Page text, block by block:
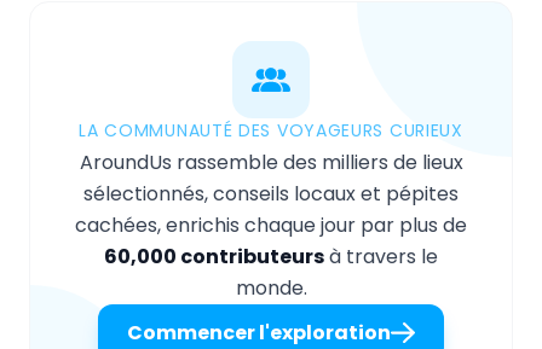
LA COMMUNAUTÉ DES VOYAGEURS CURIEUX
AroundUs rassemble des milliers de lieux
sélectionnés, conseils locaux et pépites
cachées, enrichis chaque jour par plus de
60,000 contributeursà travers le
monde.
Commencer l'exploration